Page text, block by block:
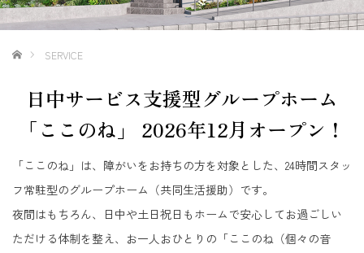
i
ホーム SERVICE
日中サービス支援型グループホーム
「ここのね」 2026年12月オープン！
「ここのね」は、障がいをお持ちの方を対象とした、24時間スタッ
フ常駐型のグループホーム（共同生活援助）です。
夜間はもちろん、日中や土日祝日もホームで安心してお過ごしい
ただける体制を整え、お一人おひとりの「ここのね（個々の音